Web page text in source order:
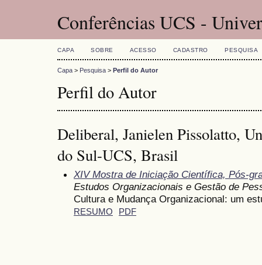
Conferências UCS -
CAPA SOBRE ACESSO CADASTRO PESQUISA
Capa > Pesquisa > Perfil do Autor
Perfil do Autor
Deliberal, Janielen Pissolatto,
do Sul-UCS, Brasil
XIV Mostra de Iniciação Científica, Pós-
Estudos Organizacionais e Gestão de
Cultura e Mudança Organizacional: um
RESUMO PDF